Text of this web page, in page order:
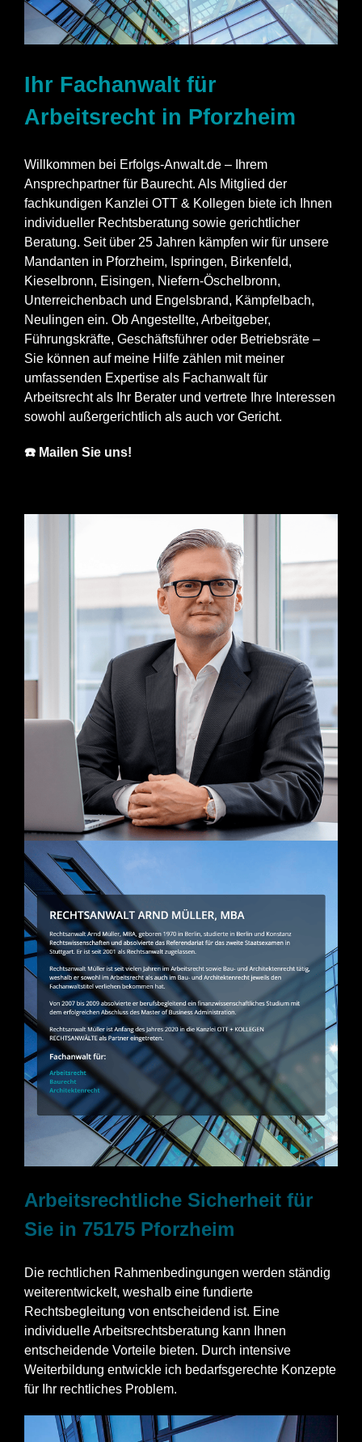
Ihr Fachanwalt für
Arbeitsrecht in Pforzheim
Willkommen bei Erfolgs-Anwalt.de – Ihrem
Ansprechpartner für Baurecht. Als Mitglied der
fachkundigen Kanzlei OTT & Kollegen biete ich Ihnen
individueller Rechtsberatung sowie gerichtlicher
Beratung. Seit über 25 Jahren kämpfen wir für unsere
Mandanten in Pforzheim, Ispringen, Birkenfeld,
Kieselbronn, Eisingen, Niefern-Öschelbronn,
Unterreichenbach und Engelsbrand, Kämpfelbach,
Neulingen ein. Ob Angestellte, Arbeitgeber,
Führungskräfte, Geschäftsführer oder Betriebsräte –
Sie können auf meine Hilfe zählen mit meiner
umfassenden Expertise als Fachanwalt für
Arbeitsrecht als Ihr Berater und vertrete Ihre Interessen
sowohl außergerichtlich als auch vor Gericht.
☎️ Mailen Sie uns!
Arbeitsrechtliche Sicherheit für
Sie in 75175 Pforzheim
Die rechtlichen Rahmenbedingungen werden ständig
weiterentwickelt, weshalb eine fundierte
Rechtsbegleitung von entscheidend ist. Eine
individuelle Arbeitsrechtsberatung kann Ihnen
entscheidende Vorteile bieten. Durch intensive
Weiterbildung entwickle ich bedarfsgerechte Konzepte
für Ihr rechtliches Problem.